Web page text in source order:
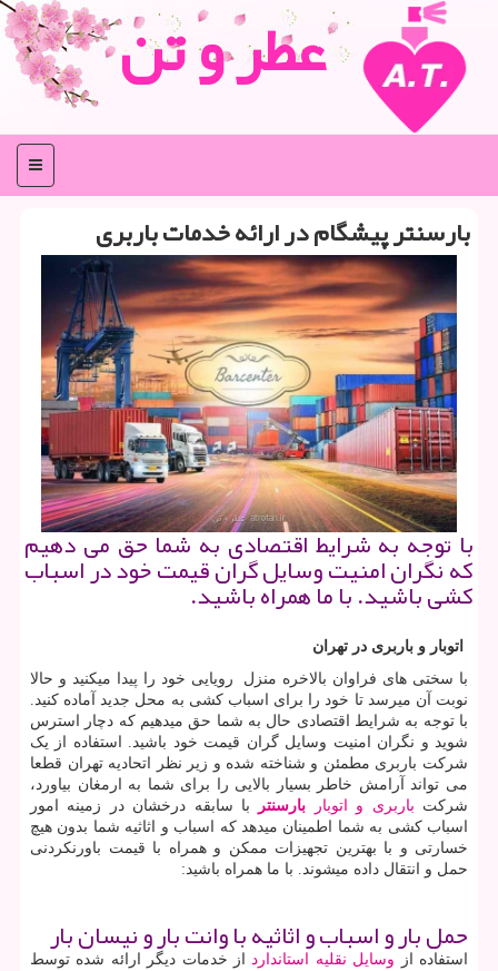
عطر و تن
منو
بارسنتر پیشگام در ارائه خدمات باربری
با توجه به شرایط اقتصادی به شما حق می دهیم
كه نگران امنیت وسایل گران قیمت خود در اسباب
كشی باشید. با ما همراه باشید.
اتوبار و باربری در تهران
با سختی های فراوان بالاخره منزل رویایی خود را پیدا میکنید و حالا
نوبت آن میرسد تا خود را برای اسباب کشی به محل جدید آماده کنید.
با توجه به شرایط اقتصادی حال به شما حق میدهیم که دچار استرس
شوید و نگران امنیت وسایل گران قیمت خود باشید. استفاده از یک
شرکت باربری مطمئن و شناخته شده و زیر نظر اتحادیه تهران قطعا
می تواند آرامش خاطر بسیار بالایی را برای شما به ارمغان بیاورد،
شرکت باربری و اتوبار بارسنتر
با سابقه درخشان در زمینه امور
اسباب کشی به شما اطمینان میدهد که اسباب و اثاثیه شما بدون هیچ
خسارتی و با بهترین تجهیزات ممکن و همراه با قیمت باورنکردنی
حمل و انتقال داده میشوند. با ما همراه باشید:
حمل بار و اسباب و اثاثیه با وانت بار و نیسان بار
استفاده از وسایل نقلیه استاندارداز خدمات دیگر ارائه شده توسط